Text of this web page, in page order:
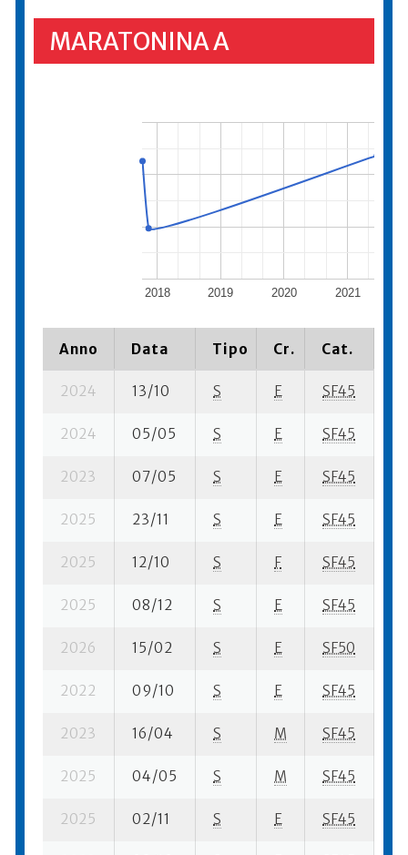
MARATONINA A
2018 2019 2020 2021
Anno Data Tipo Cr. Cat.
2024 13/10 S E SF45
2024 05/05 S E SF45
2023 07/05 S E SF45
2025 23/11 S E SF45
2025 12/10 S F SF45
2025 08/12 S E SF45
2026 15/02 S E SF50
2022 09/10 S E SF45
2023 16/04 S M SF45
2025 04/05 S M SF45
2025 02/11 S E SF45